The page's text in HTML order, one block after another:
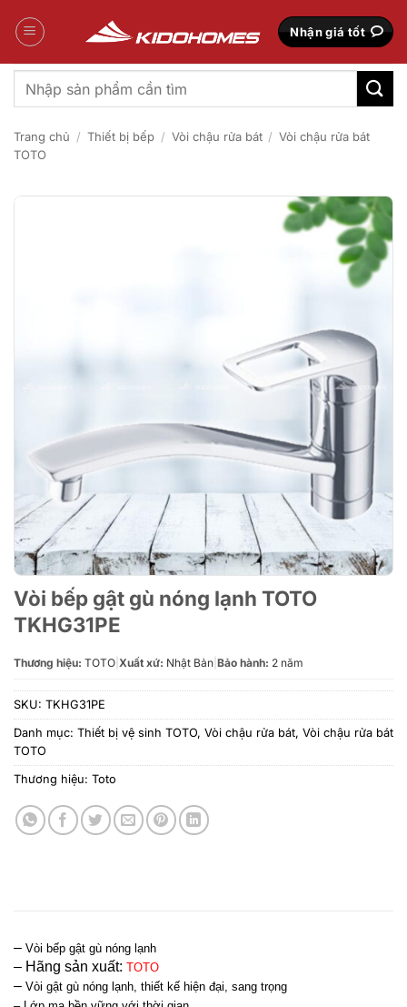
qua
Nhận giá tốt
Tìm
kiếm:
Trang chủ / Thiết bị bếp / Vòi chậu rửa bát / Vòi chậu rửa bát
TOTO
Vòi bếp gật gù nóng lạnh TOTO
TKHG31PE
Thương hiệu: TOTO Xuất xứ: Nhật Bản Bảo hành: 2 năm
SKU: TKHG31PE
Danh mục: Thiết bị vệ sinh TOTO, Vòi chậu rửa bát, Vòi chậu rửa bát
TOTO
Thương hiệu: Toto
– Vòi bếp gật gù nóng lạnh
– Hãng sản xuất: TOTO
– Vòi gật gù nóng lạnh, thiết kế hiện đại, sang trọng